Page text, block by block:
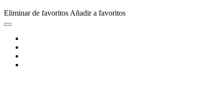
Eliminar de favoritos Añadir a favoritos